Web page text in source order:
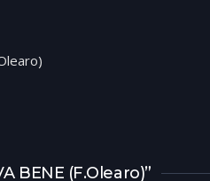
BENE (F.Olearo)”